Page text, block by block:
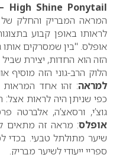
High Shine Ponytail
המראה המבריק והחלק של
לראותו באופן קבוע
אופלס. "בין שמסרקים
הזה הוא החדות, יצירת
הלוק הרב-גוני הזה מוסיף
למראה: זהו אחד המראות
כפי שניתן היה לראות אצל:
גוצ’י, ורסאצ’ה, אלברטה
אופלס: מראה זה מתאים
שיער מתולתל טבעי. בכדי
ספריי ייעודי לשיער מבריק.